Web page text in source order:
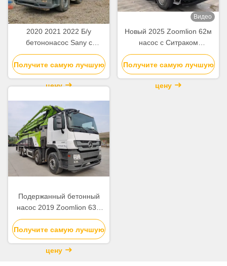
2020 2021 2022 Б/у
бетононасос Sany с
вылетом стрелы 62 м на
шасси Beton
Получите самую лучшую
цену
Видео
Новый 2025 Zoomlion 62м
насос с Ситраком
ZLJ5461THBKF
Получите самую лучшую
цену
Подержанный бетонный
насос 2019 Zoomlion 63м
Насосный грузовик
ZLJ5440THBBE Для
продажи
Получите самую лучшую
цену